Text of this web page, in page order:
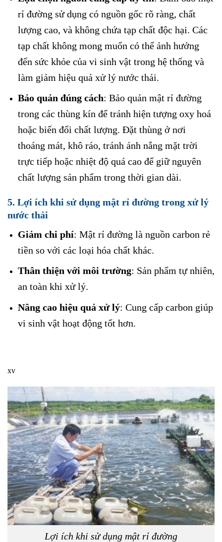
rỉ đường sử dụng có nguồn gốc rõ ràng, chất
lượng cao, và không chứa tạp chất độc hại. Các
tạp chất không mong muốn có thể ảnh hưởng
đến sức khỏe của vi sinh vật trong hệ thống và
làm giảm hiệu quả xử lý nước thải.
Bảo quản đúng cách: Bảo quản mật rỉ đường
trong các thùng kín để tránh hiện tượng oxy hoá
hoặc biến đổi chất lượng. Đặt thùng ở nơi
thoáng mát, khô ráo, tránh ánh nắng mặt trời
trực tiếp hoặc nhiệt độ quá cao để giữ nguyên
chất lượng sản phẩm trong thời gian dài.
5. Lợi ích khi sử dụng mật rỉ đường trong xử lý
nước thải
Giảm chi phí: Mật rỉ đường là nguồn carbon rẻ
tiền so với các loại hóa chất khác.
Thân thiện với môi trường: Sản phẩm tự nhiên,
an toàn khi xử lý.
Nâng cao hiệu quả xử lý: Cung cấp carbon giúp
vi sinh vật hoạt động tốt hơn.
xv
Lợi ích khi sử dụng mật rỉ đường